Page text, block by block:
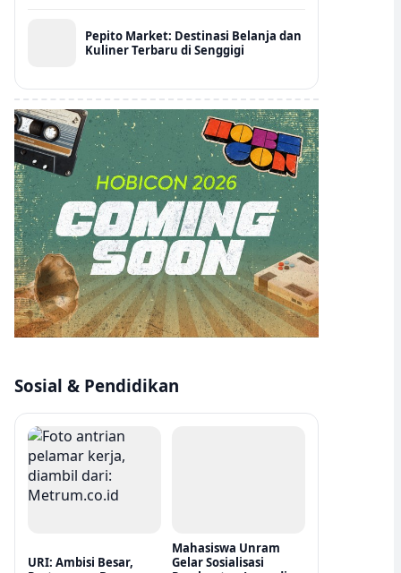
Pepito Market: Destinasi Belanja dan
Kuliner Terbaru di Senggigi
Sosial & Pendidikan
URI: Ambisi Besar,
Mahasiswa Unram
Gelar Sosialisasi